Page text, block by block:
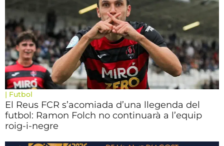
| Futbol
El Reus FCR s’acomiada d’una llegenda del
futbol: Ramon Folch no continuarà a l’equip
roig-i-negre